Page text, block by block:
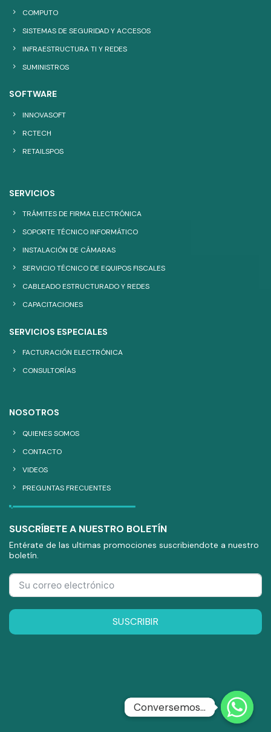
COMPUTO
SISTEMAS DE SEGURIDAD Y ACCESOS
INFRAESTRUCTURA TI Y REDES
SUMINISTROS
SOFTWARE
INNOVASOFT
RCTECH
RETAILSPOS
SERVICIOS
TRÁMITES DE FIRMA ELECTRÓNICA
SOPORTE TÉCNICO INFORMÁTICO
INSTALACIÓN DE CÁMARAS
SERVICIO TÉCNICO DE EQUIPOS FISCALES
CABLEADO ESTRUCTURADO Y REDES
CAPACITACIONES
SERVICIOS ESPECIALES
FACTURACIÓN ELECTRÓNICA
CONSULTORÍAS
NOSOTROS
QUIENES SOMOS
CONTACTO
VIDEOS
PREGUNTAS FRECUENTES
SUSCRÍBETE A NUESTRO BOLETÍN
Entérate de las ultimas promociones suscribiendote a nuestro
boletín.
SUSCRIBIR
Conversemos...
Conversemos...